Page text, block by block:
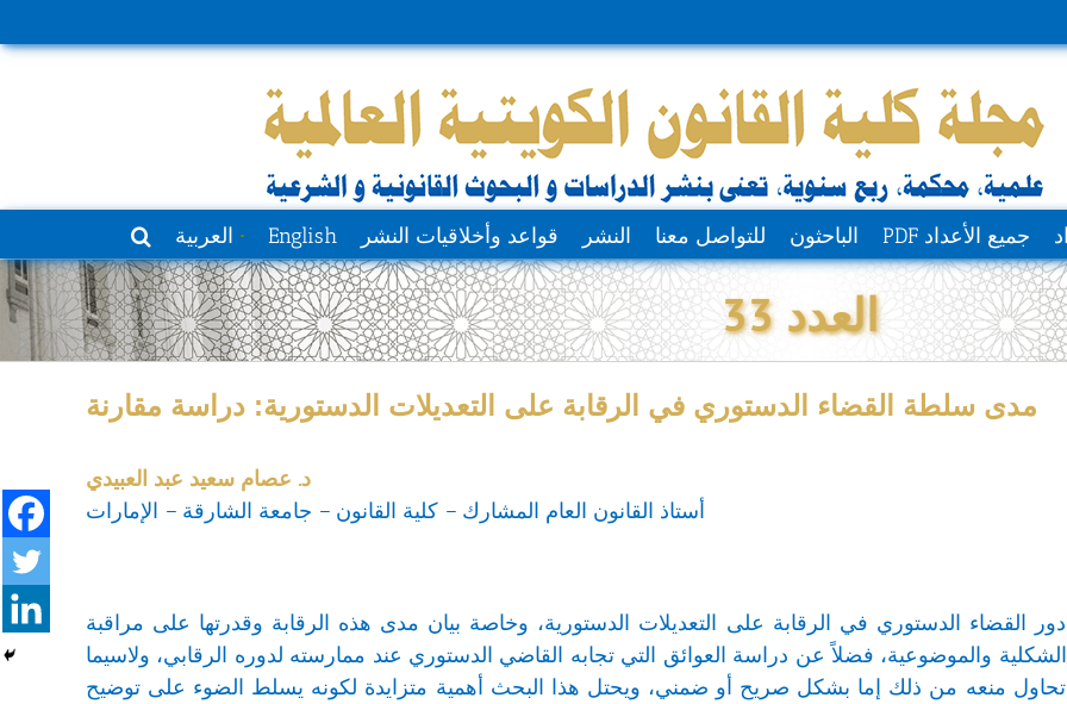
جميع الأعداد PDF الباحثون للتواصل معنا النشر قواعد وأخلاقيات النشر English العربية
العدد 33
مدى سلطة القضاء الدستوري في الرقابة على التعديلات الدستورية: دراسة مقارنة
د. عصام سعيد عبد العبيدي
أستاذ القانون العام المشارك – كلية القانون – جامعة الشارقة – الإمارات
القضاء الدستوري في الرقابة على التعديلات الدستورية، وخاصة بيان مدى هذه الرقابة وقدرتها على مراقبة
الشكلية والموضوعية، فضلاً عن دراسة العوائق التي تجابه القاضي الدستوري عند ممارسته لدوره الرقابي، ولاسيما
تحاول منعه من ذلك إما بشكل صريح أو ضمني، ويحتل هذا البحث أهمية متزايدة لكونه يسلط الضوء على توضيح